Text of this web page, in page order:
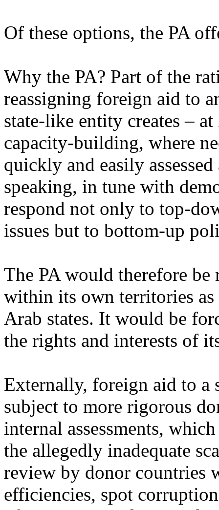
Of these options, the PA
Why the PA? Part of the
reassigning foreign aid to
state-like entity creates –
capacity-building, where
quickly and easily
speaking, in tune with
respond not only to top-
issues but to bottom-up
The PA would therefore be
within its own territories
Arab states. It would be
the rights and interests of
Externally, foreign aid to a
subject to more rigorous
internal assessments,
the allegedly inadequate
review by donor countries
efficiencies, spot